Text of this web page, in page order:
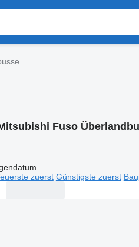
Fuso
zuerst Günstigste zuerst